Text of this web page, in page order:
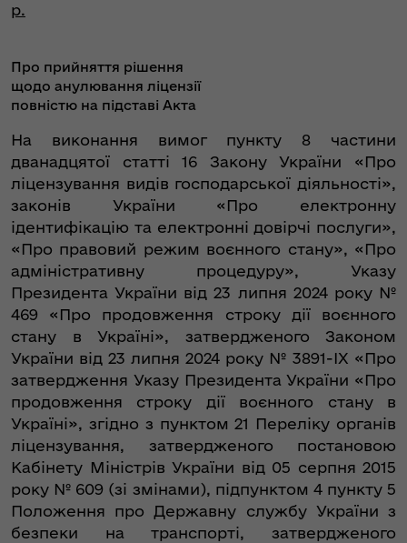
р.
Про прийняття рішення
щодо анулювання ліцензії
повністю на підставі Акта
На виконання вимог пункту 8 частини
дванадцятої статті 16 Закону України «Про
ліцензування видів господарської діяльності»,
законів України «Про електронну
ідентифікацію та електронні довірчі послуги»,
«Про правовий режим воєнного стану», «Про
адміністративну процедуру», Указу
Президента України від 23 липня 2024 року №
469 «Про продовження строку дії воєнного
стану в Україні», затвердженого Законом
України від 23 липня 2024 року № 3891-IX «Про
затвердження Указу Президента України «Про
продовження строку дії воєнного стану в
Україні», згідно з пунктом 21 Переліку органів
ліцензування, затвердженого постановою
Кабінету Міністрів України від 05 серпня 2015
року № 609 (зі змінами), підпунктом 4 пункту 5
Положення про Державну службу України з
безпеки на транспорті, затвердженого